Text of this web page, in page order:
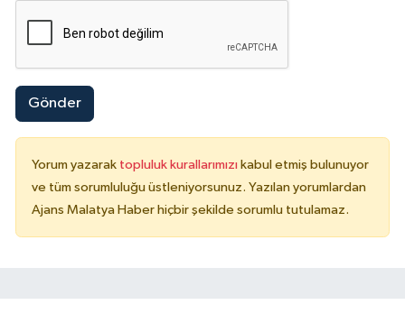
Gönder
Yorum yazarak topluluk kurallarımızı kabul etmiş bulunuyor
ve tüm sorumluluğu üstleniyorsunuz. Yazılan yorumlardan
Ajans Malatya Haber hiçbir şekilde sorumlu tutulamaz.